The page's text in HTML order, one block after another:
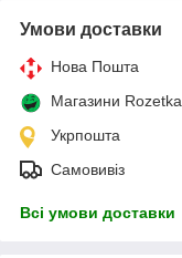
Умови доставки
Нова Пошта
Магазини Rozetka
Укрпошта
Самовивіз
Всі умови доставки